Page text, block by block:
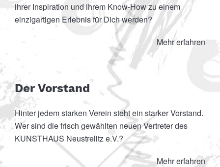
ihrer Inspiration und ihrem Know-How zu einem
einzigartigen Erlebnis für Dich werden?
Mehr erfahren
Der Vorstand
Hinter jedem starken Verein steht ein starker Vorstand.
Wer sind die frisch gewählten neuen Vertreter des
KUNSTHAUS Neustrelitz e.V.?
Mehr erfahren